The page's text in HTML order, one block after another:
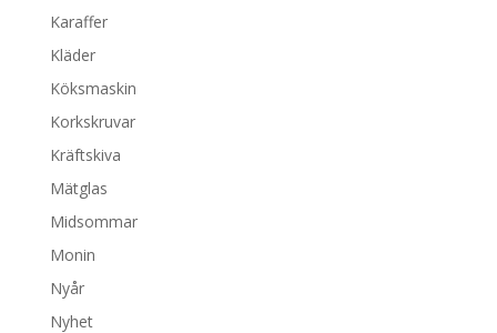
Karaffer
Kläder
Köksmaskin
Korkskruvar
Kräftskiva
Mätglas
Midsommar
Monin
Nyår
Nyhet